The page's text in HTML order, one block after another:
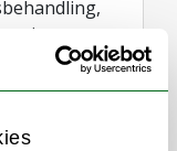
i
for